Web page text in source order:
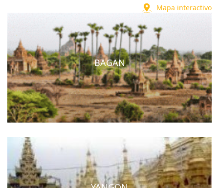
Mapa interactivo
BAGAN